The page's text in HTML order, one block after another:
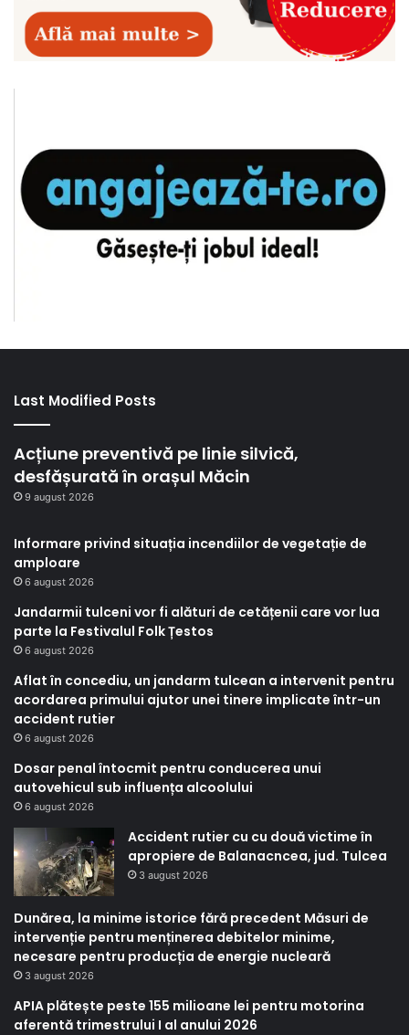
Last Modified Posts
Acțiune preventivă pe linie silvică,
desfășurată în orașul Măcin
9 august 2026
Informare privind situația incendiilor de vegetație de
amploare
6 august 2026
Jandarmii tulceni vor fi alături de cetățenii care vor lua
parte la Festivalul Folk Țestos
6 august 2026
Aflat în concediu, un jandarm tulcean a intervenit pentru
acordarea primului ajutor unei tinere implicate într-un
accident rutier
6 august 2026
Dosar penal întocmit pentru conducerea unui
autovehicul sub influența alcoolului
6 august 2026
Accident rutier cu cu două victime în
apropiere de Balanacncea, jud. Tulcea
3 august 2026
Dunărea, la minime istorice fără precedent Măsuri de
intervenție pentru menținerea debitelor minime,
necesare pentru producția de energie nucleară
3 august 2026
APIA plătește peste 155 milioane lei pentru motorina
aferentă trimestrului I al anului 2026